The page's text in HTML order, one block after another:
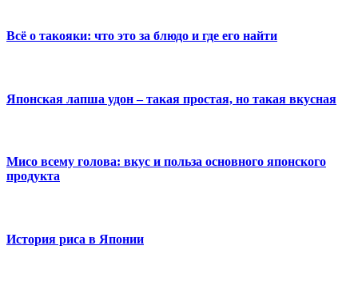
Всё о такояки: что это за блюдо и где его найти
Японская лапша удон – такая простая, но такая вкусная
Мисо всему голова: вкус и польза основного японского
продукта
История риса в Японии